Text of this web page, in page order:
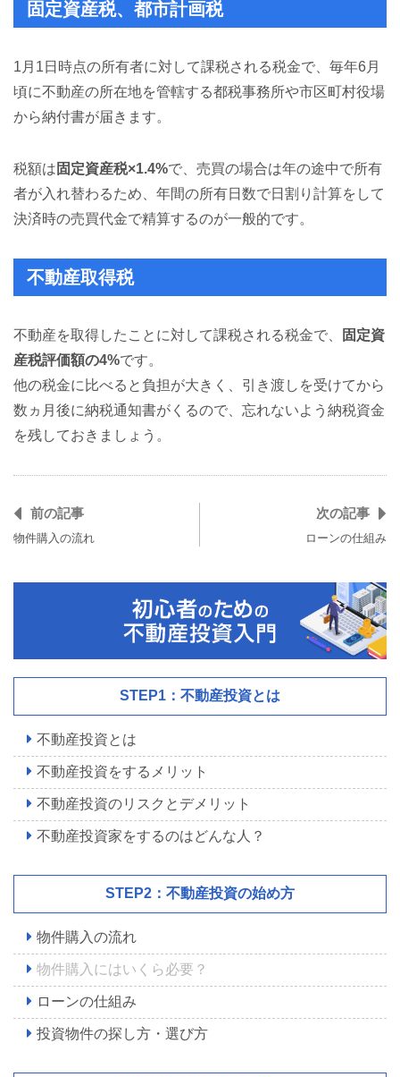
固定資産税、都市計画税
1月1日時点の所有者に対して課税される税金で、毎年6月
頃に不動産の所在地を管轄する都税事務所や市区町村役場
から納付書が届きます。
税額は 固定資産税×1.4%で、売買の場合は年の途中で所有
者が入れ替わるため、年間の所有日数で日割り計算をして
決済時の売買代金で精算するのが一般的です。
不動産取得税
不動産を取得したことに対して課税される税金で、
固定資
産税評価額の4%です。
他の税金に比べると負担が大きく、引き渡しを受けてから
数ヵ月後に納税通知書がくるので、忘れないよう納税資金
を残しておきましょう。
前の記事
物件購入の流れ
次の記事
ローンの仕組み
STEP1：不動産投資とは
不動産投資とは
不動産投資をするメリット
不動産投資のリスクとデメリット
不動産投資家をするのはどんな人？
STEP2：不動産投資の始め方
物件購入の流れ
物件購入にはいくら必要？
ローンの仕組み
投資物件の探し方・選び方